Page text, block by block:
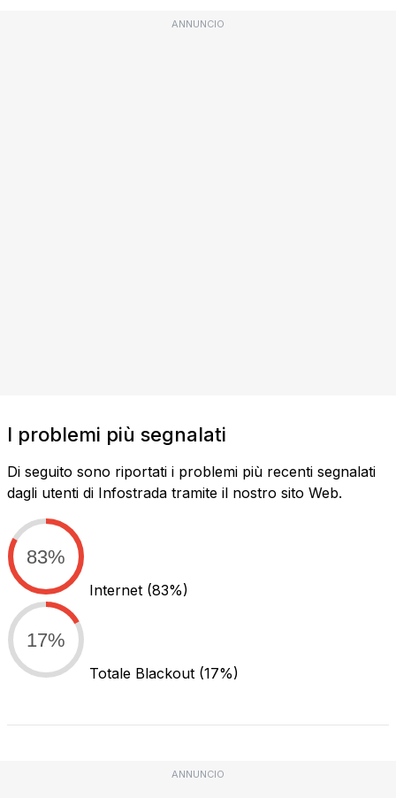
ANNUNCIO
I problemi più segnalati
Di seguito sono riportati i problemi più recenti segnalati
dagli utenti di Infostrada tramite il nostro sito Web.
83%
Internet (83%)
17%
Totale Blackout (17%)
ANNUNCIO